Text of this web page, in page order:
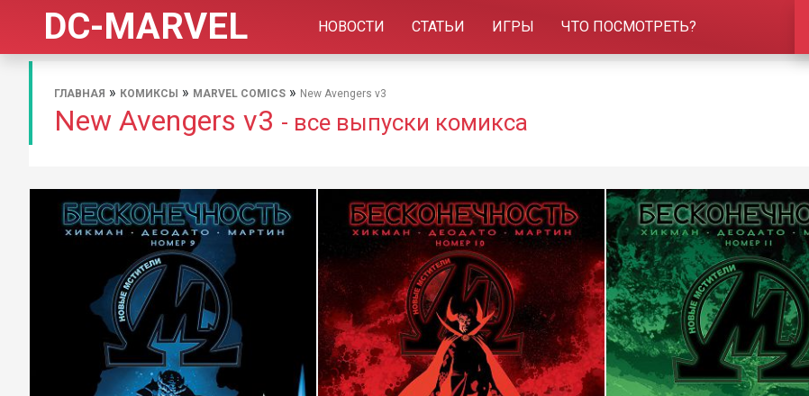
DC-MARVEL НОВОСТИ СТАТЬИ ИГРЫ ЧТО ПОСМОТРЕТЬ?
ГЛАВНАЯ » КОМИКСЫ » MARVEL COMICS » New Avengers v3
New Avengers v3 - все выпуски комикса